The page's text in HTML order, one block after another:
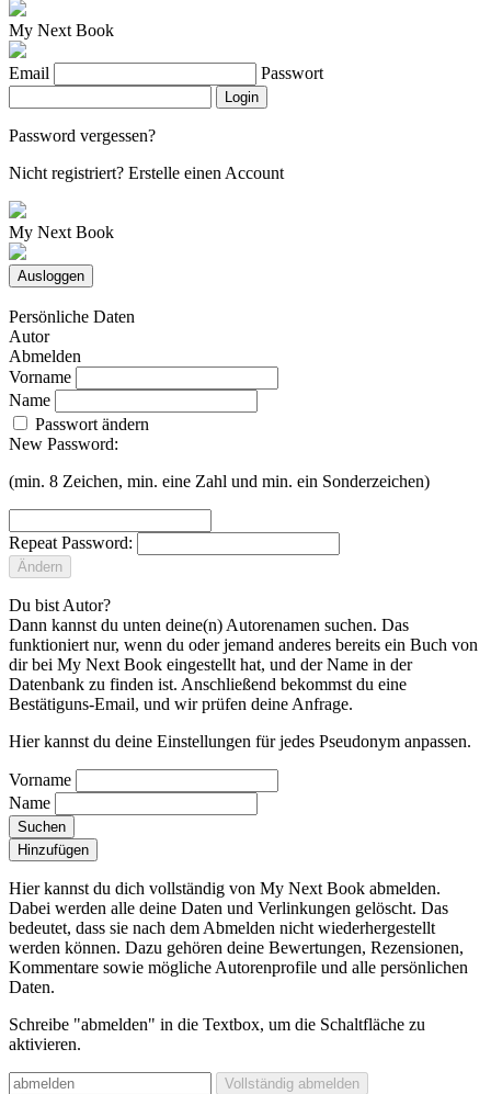
My Next Book
Email Passwort
Login
Password vergessen?
Nicht registriert? Erstelle einen Account
My Next Book
Ausloggen
Persönliche Daten
Autor
Abmelden
Vorname
Name
Passwort ändern
New Password:
(min. 8 Zeichen, min. eine Zahl und min. ein Sonderzeichen)
Repeat Password:
Ändern
Du bist Autor?
Dann kannst du unten deine(n) Autorenamen suchen. Das
funktioniert nur, wenn du oder jemand anderes bereits ein Buch von
dir bei My Next Book eingestellt hat, und der Name in der
Datenbank zu finden ist. Anschließend bekommst du eine
Bestätiguns-Email, und wir prüfen deine Anfrage.
Hier kannst du deine Einstellungen für jedes Pseudonym anpassen.
Vorname
Name
Suchen
Hinzufügen
Hier kannst du dich vollständig von My Next Book abmelden.
Dabei werden alle deine Daten und Verlinkungen gelöscht. Das
bedeutet, dass sie nach dem Abmelden nicht wiederhergestellt
werden können. Dazu gehören deine Bewertungen, Rezensionen,
Kommentare sowie mögliche Autorenprofile und alle persönlichen
Daten.
Schreibe "abmelden" in die Textbox, um die Schaltfläche zu
aktivieren.
Vollständig abmelden